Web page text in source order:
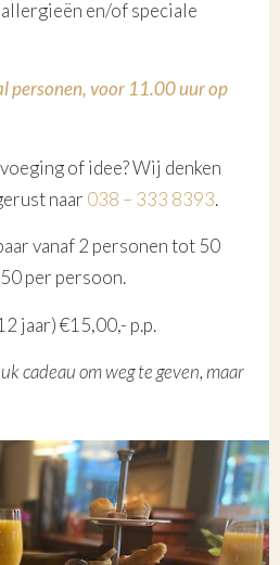
en/of speciale
personen, voor 11.00 uur op
of idee? Wij denken
naar 038 – 333 8393.
vanaf 2 personen tot 50
per persoon.
jaar) €15,00,- p.p.
cadeau om weg te geven, maar